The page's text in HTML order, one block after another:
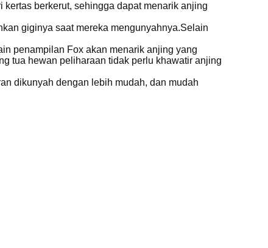
berkerut, sehingga dapat menarik anjing
giginya saat mereka mengunyahnya.Selain
penampilan Fox akan menarik anjing yang
tua hewan peliharaan tidak perlu khawatir anjing
dikunyah dengan lebih mudah, dan mudah